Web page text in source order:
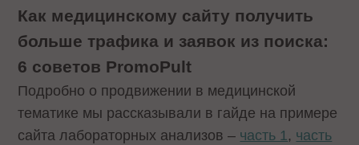
Как медицинскому сайту получить
больше трафика и заявок из поиска:
6 советов PromoPult
Подробно о продвижении в медицинской
тематике мы рассказывали в гайде на примере
сайта лабораторных анализов – часть 1, часть